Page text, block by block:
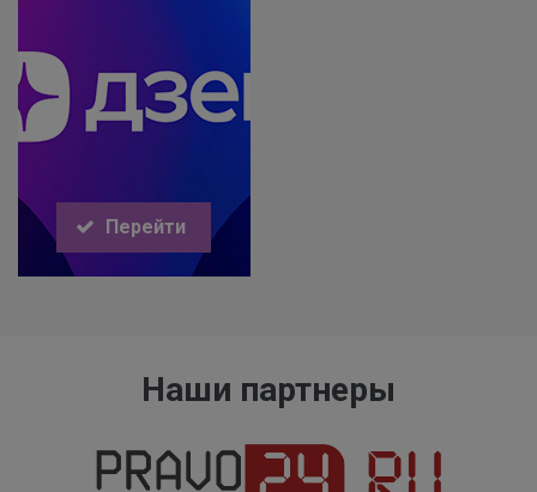
Перейти
Наши партнеры